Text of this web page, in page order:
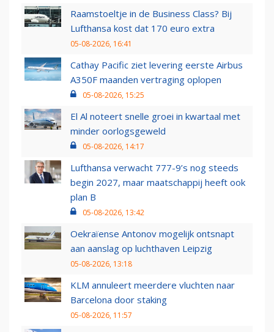
Raamstoeltje in de Business Class? Bij
Lufthansa kost dat 170 euro extra
05-08-2026, 16:41
Cathay Pacific ziet levering eerste Airbus
A350F maanden vertraging oplopen
05-08-2026, 15:25
El Al noteert snelle groei in kwartaal met
minder oorlogsgeweld
05-08-2026, 14:17
Lufthansa verwacht 777-9’s nog steeds
begin 2027, maar maatschappij heeft ook
plan B
05-08-2026, 13:42
Oekraïense Antonov mogelijk ontsnapt
aan aanslag op luchthaven Leipzig
05-08-2026, 13:18
KLM annuleert meerdere vluchten naar
Barcelona door staking
05-08-2026, 11:57